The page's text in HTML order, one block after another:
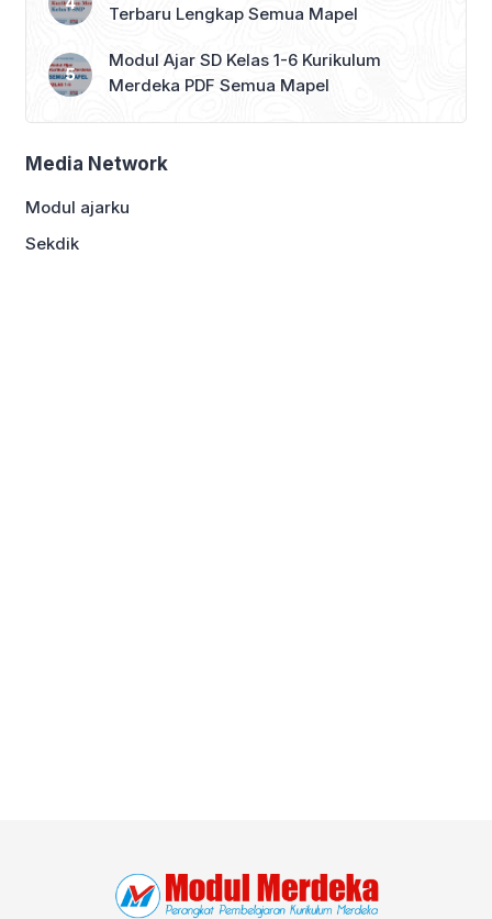
Terbaru Lengkap Semua Mapel
Modul Ajar SD Kelas 1-6 Kurikulum
Merdeka PDF Semua Mapel
Media Network
Modul ajarku
Sekdik